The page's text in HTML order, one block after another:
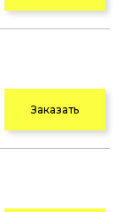
Заказать